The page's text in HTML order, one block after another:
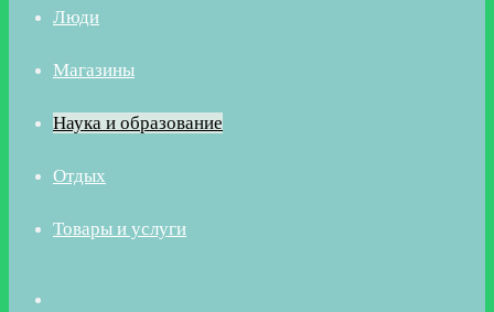
Люди
Магазины
Наука и образование
Отдых
Товары и услуги